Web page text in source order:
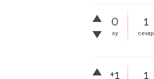
0
oy
1
cevap
+1 1